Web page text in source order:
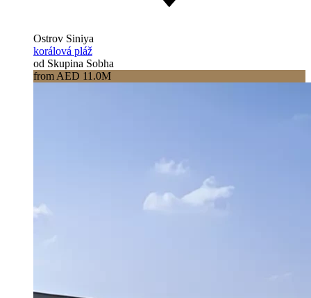
Ostrov Siniya
korálová pláž
od Skupina Sobha
from AED 11.0M